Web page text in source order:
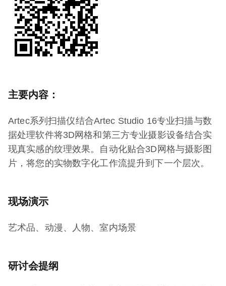
主要内容：
Artec系列扫描仪结合Artec Studio 16专业扫描与数
据处理软件将3D网格和第三方专业摄影设备结合实
现真实感的纹理效果。自动化贴合3D网格与摄影图
片，将您的实物数字化工作流提升到下一个层次。
现场演示
艺术品、动漫、人物、室内场景
研讨会提纲